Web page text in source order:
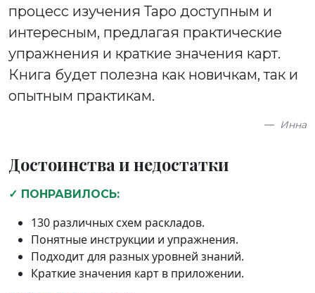
процесс изучения Таро доступным и
интересным, предлагая практические
упражнения и краткие значения карт.
Книга будет полезна как новичкам, так и
опытным практикам.
Инна
Достоинства и недостатки
✓ ПОНРАВИЛОСЬ:
130 различных схем раскладов.
Понятные инструкции и упражнения.
Подходит для разных уровней знаний.
Краткие значения карт в приложении.